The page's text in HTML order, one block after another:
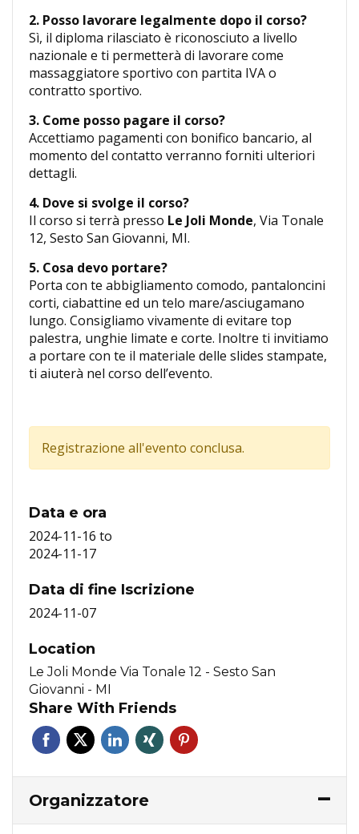
2. Posso lavorare legalmente dopo il corso?
Sì, il diploma rilasciato è riconosciuto a livello
nazionale e ti permetterà di lavorare come
massaggiatore sportivo con partita IVA o
contratto sportivo.
3. Come posso pagare il corso?
Accettiamo pagamenti con bonifico bancario, al
momento del contatto verranno forniti ulteriori
dettagli.
4. Dove si svolge il corso?
Il corso si terrà presso Le Joli Monde, Via Tonale
12, Sesto San Giovanni, MI.
5. Cosa devo portare?
Porta con te abbigliamento comodo, pantaloncini
corti, ciabattine ed un telo mare/asciugamano
lungo. Consigliamo vivamente di evitare top
palestra, unghie limate e corte. Inoltre ti invitiamo
a portare con te il materiale delle slides stampate,
ti aiuterà nel corso dell’evento.
Registrazione all'evento conclusa.
Data e ora
2024-11-16 to
2024-11-17
Data di fine Iscrizione
2024-11-07
Location
Le Joli Monde Via Tonale 12 - Sesto San
Giovanni - MI
Share With Friends
Organizzatore